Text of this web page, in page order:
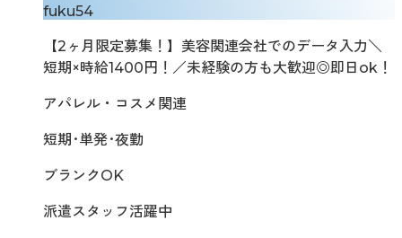
fuku54
【2ヶ月限定募集！】美容関連会社でのデータ入力＼
短期×時給1400円！／未経験の方も大歓迎◎即日ok！
アパレル・コスメ関連
短期･単発･夜勤
ブランクOK
派遣スタッフ活躍中